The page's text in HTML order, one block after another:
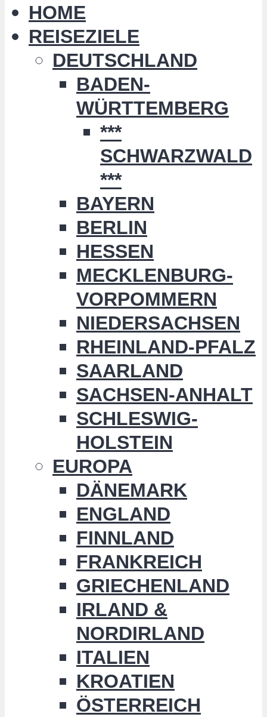
HOME
REISEZIELE
DEUTSCHLAND
BADEN-
WÜRTTEMBERG
***
SCHWARZWALD
***
BAYERN
BERLIN
HESSEN
MECKLENBURG-
VORPOMMERN
NIEDERSACHSEN
RHEINLAND-PFALZ
SAARLAND
SACHSEN-ANHALT
SCHLESWIG-
HOLSTEIN
EUROPA
DÄNEMARK
ENGLAND
FINNLAND
FRANKREICH
GRIECHENLAND
IRLAND &
NORDIRLAND
ITALIEN
KROATIEN
ÖSTERREICH